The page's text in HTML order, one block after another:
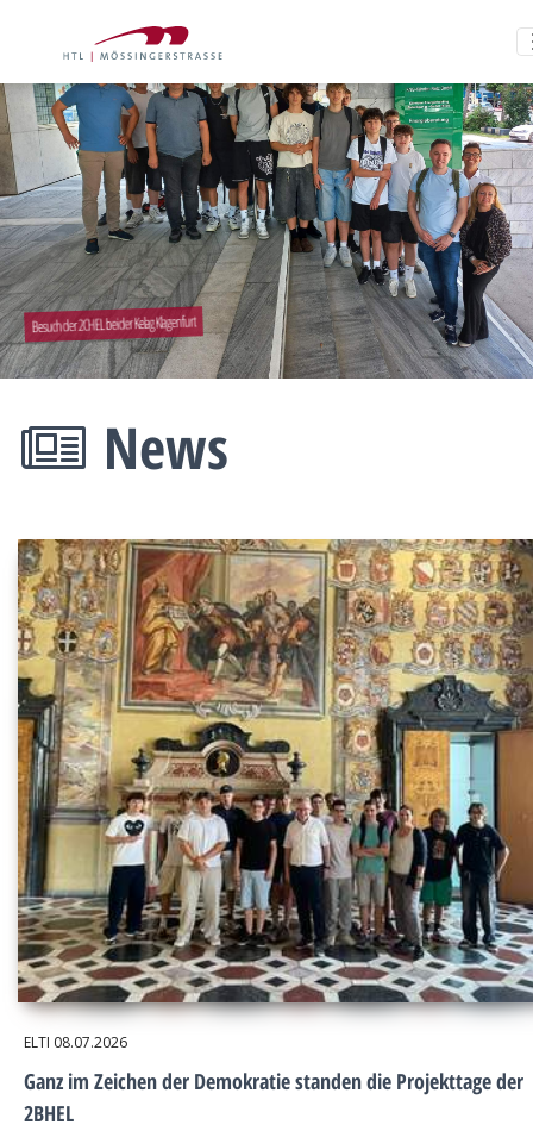
Besuch der 2CHEL bei der Kelag Klagenfurt
News
ELTI 08.07.2026
Ganz im Zeichen der Demokratie standen die Projekttage der
2BHEL